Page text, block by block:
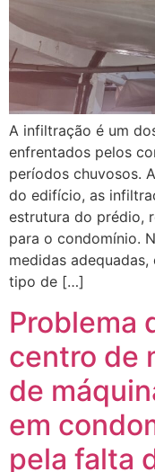
A infiltração é um
enfrentados pelos
períodos chuvosos.
do edifício, as
estrutura do prédio,
para o condomínio.
medidas
tipo de […]
Problema
centro de
de
em
pela falta